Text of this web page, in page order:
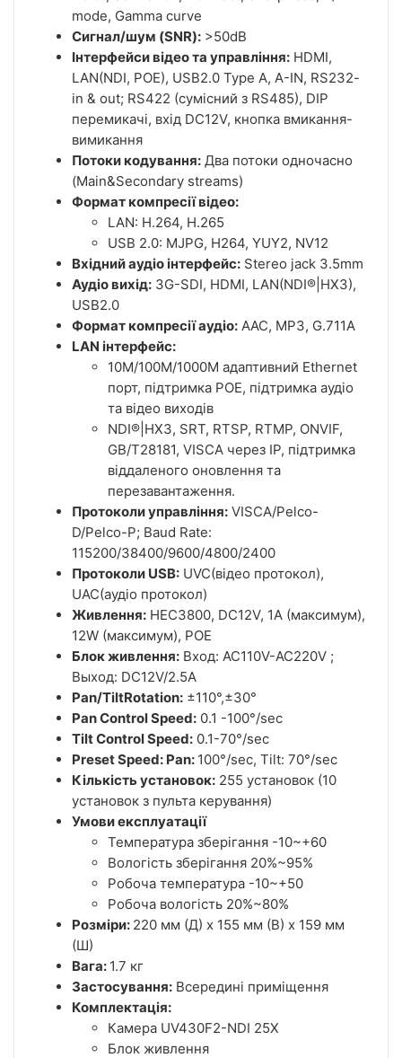
mode, Gamma curve
Сигнал/шум (SNR): >50dB
Інтерфейси відео та управління: HDMI,
LAN(NDI, POE), USB2.0 Type A, A-IN, RS232-
in & out; RS422 (сумісний з RS485), DIP
перемикачі, вхід DC12V, кнопка вмикання-
вимикання
Потоки кодування: Два потоки одночасно
(Main&Secondary streams)
Формат компресії відео:
LAN: H.264, H.265
USB 2.0: MJPG, H264, YUY2, NV12
Вхідний аудіо інтерфейс: Stereo jack 3.5mm
Аудіо вихід: 3G-SDI, HDMI, LAN(NDI®|HX3),
USB2.0
Формат компресії аудіо: AAC, MP3, G.711A
LAN інтерфейс:
10M/100M/1000M адаптивний Ethernet
порт, підтримка POE, підтримка аудіо
та відео виходів
NDI®|HX3, SRT, RTSP, RTMP, ONVIF,
GB/T28181, VISCA через IP, підтримка
віддаленого оновлення та
перезавантаження.
Протоколи управління: VISCA/Pelco-
D/Pelco-P; Baud Rate:
115200/38400/9600/4800/2400
Протоколи USB: UVC(відео протокол),
UAC(аудіо протокол)
Живлення: HEC3800, DC12V, 1A (максимум),
12W (максимум), POE
Блок живлення: Вход: AC110V-AC220V ;
Выход: DC12V/2.5A
Pan/TiltRotation: ±110°,±30°
Pan Control Speed: 0.1 -100°/sec
Tilt Control Speed: 0.1-70°/sec
Preset Speed: Pan: 100°/sec, Tilt: 70°/sec
Кількість установок: 255 установок (10
установок з пульта керування)
Умови експлуатації
Температура зберігання -10~+60
Вологість зберігання 20%~95%
Робоча температура -10~+50
Робоча вологість 20%~80%
Розміри: 220 мм (Д) x 155 мм (В) x 159 мм
(Ш)
Вага: 1.7 кг
Застосування: Всередині приміщення
Комплектація:
Камера UV430F2-NDI 25X
Блок живлення